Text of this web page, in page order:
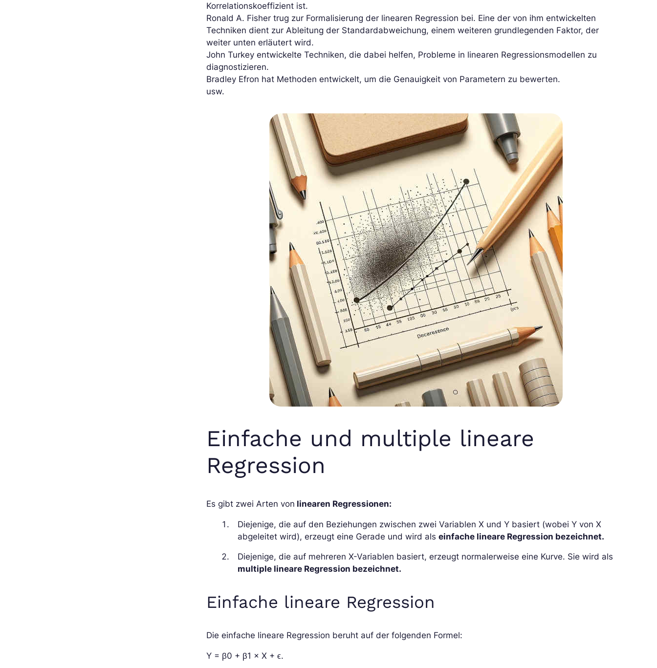
Korrelationskoeffizient ist.
Ronald A. Fisher trug zur Formalisierung der linearen Regression bei. Eine der von ihm entwickelten
Techniken dient zur Ableitung der Standardabweichung, einem weiteren grundlegenden Faktor, der
weiter unten erläutert wird.
John Turkey entwickelte Techniken, die dabei helfen, Probleme in linearen Regressionsmodellen zu
diagnostizieren.
Bradley Efron hat Methoden entwickelt, um die Genauigkeit von Parametern zu bewerten.
usw.
Einfache und multiple lineare
Regression
Es gibt zwei Arten von linearen Regressionen:
Diejenige, die auf den Beziehungen zwischen zwei Variablen X und Y basiert (wobei Y von X
abgeleitet wird), erzeugt eine Gerade und wird alseinfache lineare Regression bezeichnet.
Diejenige, die auf mehreren X-Variablen basiert, erzeugt normalerweise eine Kurve. Sie wird als
multiple lineare Regression bezeichnet.
Einfache lineare Regression
Die einfache lineare Regression beruht auf der folgenden Formel:
Y = β0 + β1 × X + ϵ.